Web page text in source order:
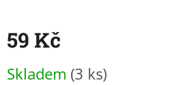
59 Kč
cena:
Skladem (3 ks)